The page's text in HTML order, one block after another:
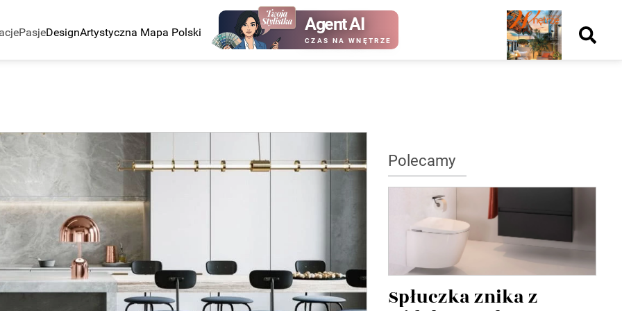
PasjeDesignArtystyczna Mapa Polski Agent AI
CZAS NA WNĘTRZE
Nowy
numer
Polecamy
Spłuczka znika z